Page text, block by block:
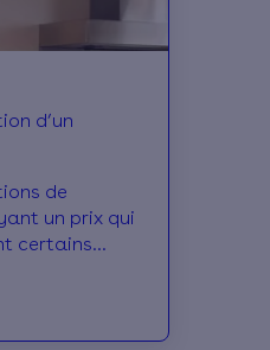
d’un
de
un prix qui
certains